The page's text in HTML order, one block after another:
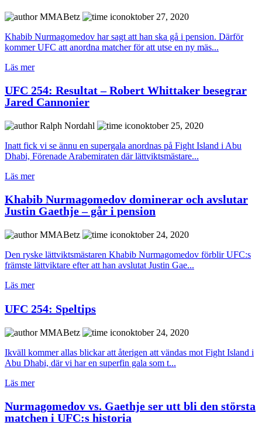
MMABetz
oktober 27, 2020
Khabib Nurmagomedov har sagt att han ska gå i pension. Därför
kommer UFC att anordna matcher för att utse en ny mäs...
Läs mer
UFC 254: Resultat – Robert Whittaker besegrar
Jared Cannonier
Ralph Nordahl
oktober 25, 2020
Inatt fick vi se ännu en supergala anordnas på Fight Island i Abu
Dhabi, Förenade Arabemiraten där lättviktsmästare...
Läs mer
Khabib Nurmagomedov dominerar och avslutar
Justin Gaethje – går i pension
MMABetz
oktober 24, 2020
Den ryske lättviktsmästaren Khabib Nurmagomedov förblir UFC:s
främste lättviktare efter att han avslutat Justin Gae...
Läs mer
UFC 254: Speltips
MMABetz
oktober 24, 2020
Ikväll kommer allas blickar att återigen att vändas mot Fight Island i
Abu Dhabi, där vi har en superfin gala som t...
Läs mer
Nurmagomedov vs. Gaethje ser utt bli den största
matchen i UFC:s historia